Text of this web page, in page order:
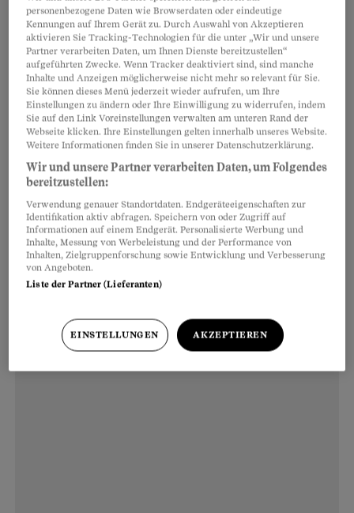
Artikel teilen
Jedermann, der nach dem Tod einer Person ein
Testamentfindet, muss es derzuständigen
Behördeam letzten Wohnsitz des Verstorbenen
zur Eröffnung einreichen. Damit eine
letztwillige Verfügung als Testament gilt, muss
darauf nicht zwingend «Testament» als Titel
stehen. Selbst wenn die Formvorschriften nicht
maschinengeschrieben Dokument), aber
inhaltlich letztwillige Verfügungen getroffen
wurden, muss das Schreiben eingereicht
werden. Dasselbe gilt auch für den
personenbezogene Daten wie Browserdaten oder eindeutige
Kennungen auf Ihrem Gerät zu. Durch Auswahl von Akzeptieren
aktivieren Sie Tracking-Technologien für die unter „Wir und unsere
Partner verarbeiten Daten, um Ihnen Dienste bereitzustellen“
aufgeführten Zwecke. Wenn Tracker deaktiviert sind, sind manche
Inhalte und Anzeigen möglicherweise nicht mehr so relevant für Sie.
Sie können dieses Menü jederzeit wieder aufrufen, um Ihre
Einstellungen zu ändern oder Ihre Einwilligung zu widerrufen, indem
Sie auf den Link Voreinstellungen verwalten am unteren Rand der
Webseite klicken. Ihre Einstellungen gelten innerhalb unseres Website.
Weitere Informationen finden Sie in unserer Datenschutzerklärung.
Wir und unsere Partner verarbeiten Daten, um Folgendes
bereitzustellen:
Verwendung genauer Standortdaten. Endgeräteeigenschaften zur
Identifikation aktiv abfragen. Speichern von oder Zugriff auf
Informationen auf einem Endgerät. Personalisierte Werbung und
Inhalte, Messung von Werbeleistung und der Performance von
Inhalten, Zielgruppenforschung sowie Entwicklung und Verbesserung
von Angeboten.
Liste der Partner (Lieferanten)
EINSTELLUNGEN AKZEPTIEREN